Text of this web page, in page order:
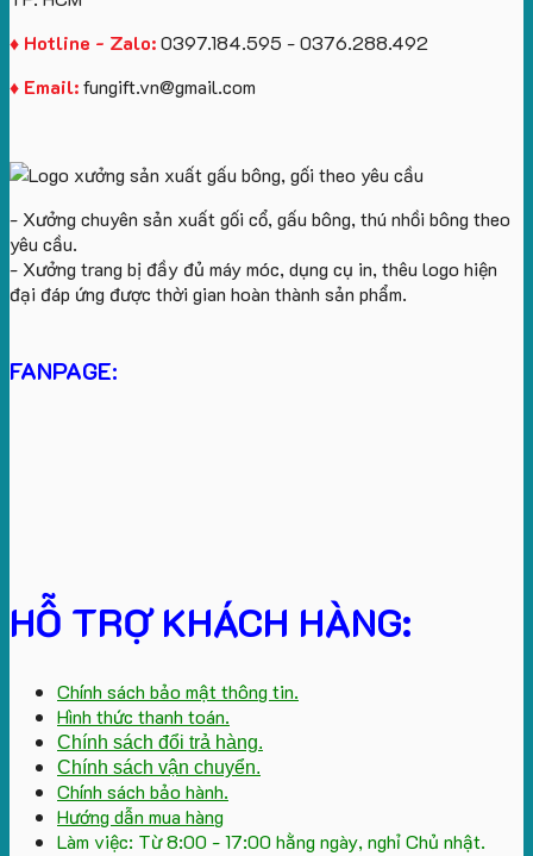
♦ Hotline - Zalo:0397.184.595 - 0376.288.492
♦ Email:fungift.vn@gmail.com
- Xưởng chuyên sản xuất gối cổ, gấu bông, thú nhồi bông theo
yêu cầu.
- Xưởng trang bị đầy đủ máy móc, dụng cụ in, thêu logo hiện
đại đáp ứng được thời gian hoàn thành sản phẩm.
FANPAGE:
HỖ TRỢ KHÁCH HÀNG:
Chính sách bảo mật thông tin.
Hình thức thanh toán.
Chính sách đổi trả hàng.
Chính sách vận chuyển.
Chính sách bảo hành.
Hướng dẫn mua hàng
Làm việc: Từ 8:00 - 17:00 hằng ngày, nghỉ Chủ nhật.